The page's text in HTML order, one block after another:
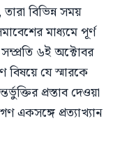
বিভিন্ন সময়
মাধ্যমে পূর্ণ
৬ই অক্টোবর
বিষয়ে যে স্মারকে
প্রস্তাব দেওয়া
একসঙ্গে প্রত্যাখ্যান